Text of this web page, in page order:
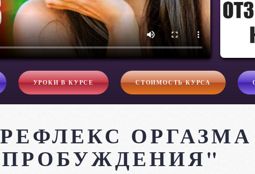
УРОКИ В КУРСЕ СТОИМОСТЬ КУРСА
ПРОБУЖДЕНИЯ"